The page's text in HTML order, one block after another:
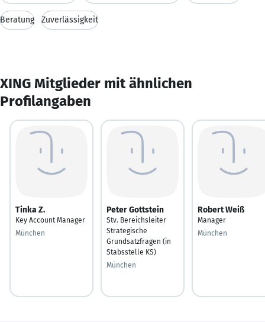
Beratung Zuverlässigkeit
XING Mitglieder mit ähnlichen
Profilangaben
Tinka Z.
Key Account Manager
München
Peter Gottstein
Stv. Bereichsleiter
Strategische
Grundsatzfragen (in
Stabsstelle KS)
München
Robert Weiß
Manager
München